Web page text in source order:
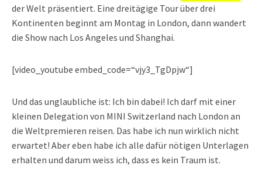
der Welt präsentiert. Eine dreitägige Tour über drei
Kontinenten beginnt am Montag in London, dann wandert
die Show nach Los Angeles und Shanghai.
[video_youtube embed_code=“vjy3_TgDpjw“]
Und das unglaubliche ist: Ich bin dabei! Ich darf mit einer
kleinen Delegation von MINI Switzerland nach London an
die Weltpremieren reisen. Das habe ich nun wirklich nicht
erwartet! Aber eben habe ich alle dafür nötigen Unterlagen
erhalten und darum weiss ich, dass es kein Traum ist.